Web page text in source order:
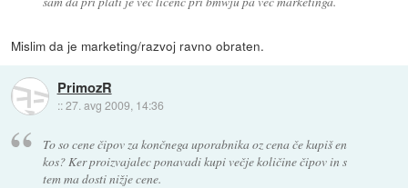
Mislim da je marketing/razvoj ravno obraten.
PrimozR
::27. avg 2009, 14:36
To so cene čipov za končnega uporabnika oz cena če kupiš en
kos? Ker proizvajalec ponavadi kupi večje količine čipov in s
tem ma dosti nižje cene.